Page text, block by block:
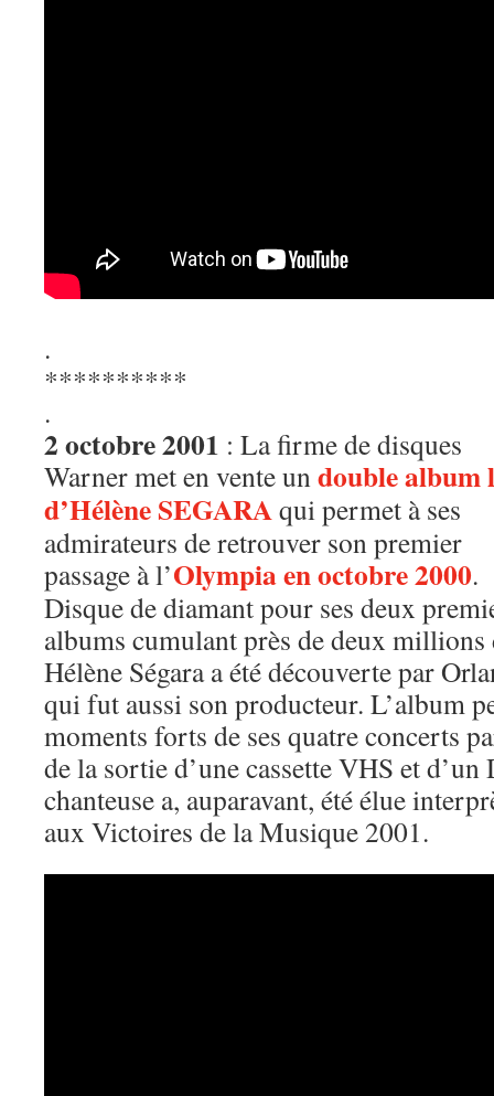
.
**********
.
2 octobre 2001 : La firme de disques
Warner met en vente undouble album
d’Hélène SEGARAqui permet à ses
admirateurs de retrouver son premier
passage à l’Olympia en octobre 2000.
Disque de diamant pour ses deux
albums cumulant près de deux millions
Hélène Ségara a été découverte par
qui fut aussi son producteur. L’album
moments forts de ses quatre concerts
de la sortie d’une cassette VHS et
chanteuse a, auparavant, été élue
aux Victoires de la Musique 2001.